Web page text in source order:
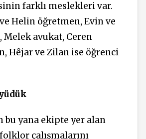
farklı meslekleri var.
Helin öğretmen, Evin ve
Melek avukat, Ceren
Hêjar ve Zilan ise öğrenci
bu yana ekipte yer alan
çalışmalarını